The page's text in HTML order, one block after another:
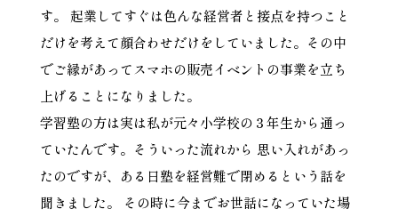
す。 起業してすぐは色んな経営者と接点を持つこと
だけを考えて顔合わせだけをしていました。その中
でご縁があってスマホの販売イベントの事業を立ち
上げることになりました。
学習塾の方は実は私が元々小学校の３年生から通っ
ていたんです。そういった流れから 思い入れがあっ
たのですが、ある日塾を経営難で閉めるという話を
聞きました。 その時に今までお世話になっていた場